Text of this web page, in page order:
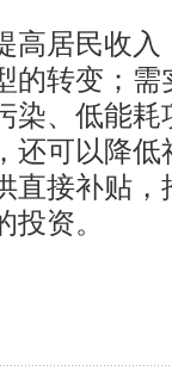
居民收入
的转变；需
染、低能
还可以降低
直接补贴，
资。